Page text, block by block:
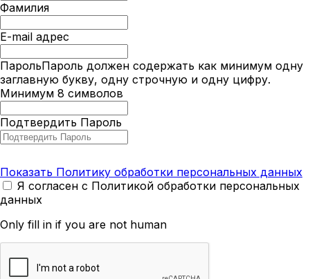
Фамилия
E-mail адрес
ПарольПароль должен содержать как минимум одну
заглавную букву, одну строчную и одну цифру.
Минимум 8 символов
Подтвердить Пароль
Показать Политику обработки персональных данных
Я согласен с Политикой обработки персональных
данных
Only fill in if you are not human